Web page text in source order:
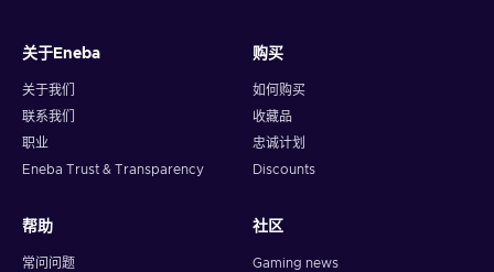
关于Eneba
关于我们
联系我们
职业
Eneba Trust & Transparency
购买
如何购买
收藏品
忠诚计划
Discounts
帮助
常问问题
社区
Gaming news